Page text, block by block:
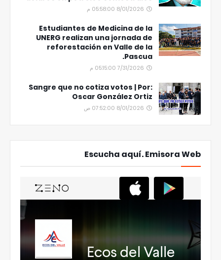
8/01/2026 05:58:00 م
Estudiantes de Medicina de la
UNERG realizan una jornada de
reforestación en Valle de la
Pascua.
7/31/2026 05:15:00 م
Sangre que no cotiza votos | Por:
Oscar González Ortiz
8/01/2026 07:52:00 ص
Escucha aquí. Emisora Web